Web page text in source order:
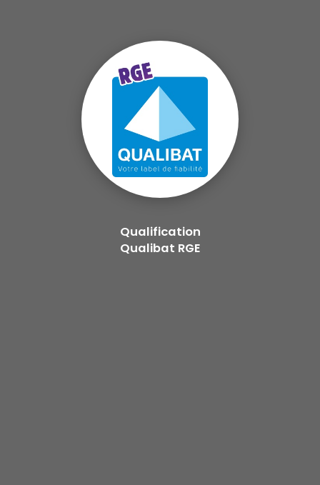
Qualification
Qualibat RGE